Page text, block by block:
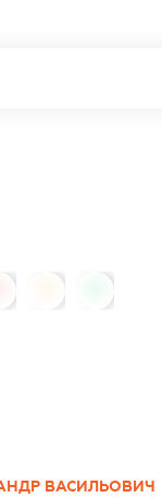
ВАСИЛЬОВИЧ